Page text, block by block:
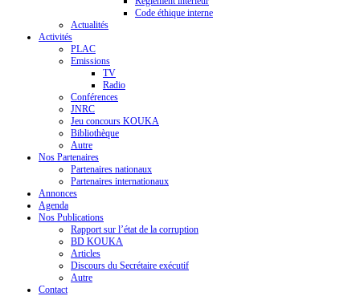
Code éthique interne
Actualités
Activités
PLAC
Emissions
TV
Radio
Conférences
JNRC
Jeu concours KOUKA
Bibliothèque
Autre
Nos Partenaires
Partenaires nationaux
Partenaires internationaux
Annonces
Agenda
Nos Publications
Rapport sur l’état de la corruption
BD KOUKA
Articles
Discours du Secrétaire exécutif
Autre
Contact